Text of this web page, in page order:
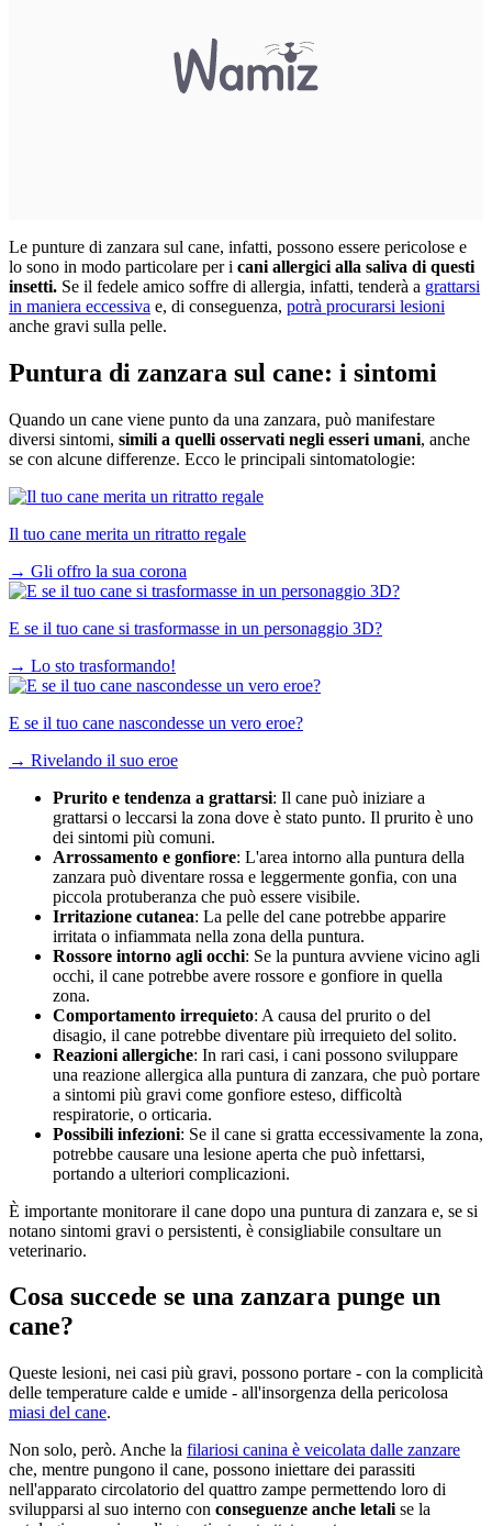
Le punture di zanzara sul cane, infatti, possono essere pericolose e
lo sono in modo particolare per i cani allergici alla saliva di questi
insetti. Se il fedele amico soffre di allergia, infatti, tenderà a grattarsi
in maniera eccessiva e, di conseguenza, potrà procurarsi lesioni
anche gravi sulla pelle.
Puntura di zanzara sul cane: i sintomi
Quando un cane viene punto da una zanzara, può manifestare
diversi sintomi, simili a quelli osservati negli esseri umani, anche
se con alcune differenze. Ecco le principali sintomatologie:
Il tuo cane merita un ritratto regale
→ Gli offro la sua corona
E se il tuo cane si trasformasse in un personaggio 3D?
→ Lo sto trasformando!
E se il tuo cane nascondesse un vero eroe?
→ Rivelando il suo eroe
Prurito e tendenza a grattarsi: Il cane può iniziare a
grattarsi o leccarsi la zona dove è stato punto. Il prurito è uno
dei sintomi più comuni.
Arrossamento e gonfiore: L'area intorno alla puntura della
zanzara può diventare rossa e leggermente gonfia, con una
piccola protuberanza che può essere visibile.
Irritazione cutanea: La pelle del cane potrebbe apparire
irritata o infiammata nella zona della puntura.
Rossore intorno agli occhi: Se la puntura avviene vicino agli
occhi, il cane potrebbe avere rossore e gonfiore in quella
zona.
Comportamento irrequieto: A causa del prurito o del
disagio, il cane potrebbe diventare più irrequieto del solito.
Reazioni allergiche: In rari casi, i cani possono sviluppare
una reazione allergica alla puntura di zanzara, che può portare
a sintomi più gravi come gonfiore esteso, difficoltà
respiratorie, o orticaria.
Possibili infezioni: Se il cane si gratta eccessivamente la zona,
potrebbe causare una lesione aperta che può infettarsi,
portando a ulteriori complicazioni.
È importante monitorare il cane dopo una puntura di zanzara e, se si
notano sintomi gravi o persistenti, è consigliabile consultare un
veterinario.
Cosa succede se una zanzara punge un
cane?
Queste lesioni, nei casi più gravi, possono portare - con la complicità
delle temperature calde e umide - all'insorgenza della pericolosa
miasi del cane.
Non solo, però. Anche la filariosi canina è veicolata dalle zanzare
che, mentre pungono il cane, possono iniettare dei parassiti
nell'apparato circolatorio del quattro zampe permettendo loro di
svilupparsi al suo interno con conseguenze anche letali se la